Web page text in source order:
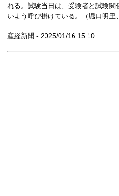
れる。試験当日は、受験者と試験関
いよう呼び掛けている。（堀口明里
産経新聞 - 2025/01/16 15:10